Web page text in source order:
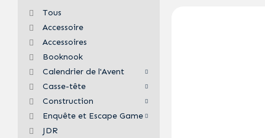
Tous
Accessoire
Accessoires
Booknook
Calendrier de l'Avent
Casse-tête
Construction
Enquête et Escape Game
JDR